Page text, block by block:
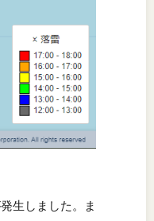
生しました。ま